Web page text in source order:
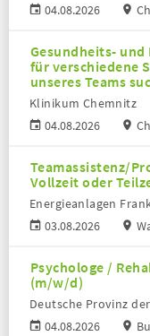
04.08.2026
Gesundheits-
für verschiedene
unseres Teams
04.08.2026
Klinikum Chemnitz
Teamassistenz/
Vollzeit oder
03.08.2026
Energieanlagen
Psychologe /
(m/w/d)
04.08.2026
Deutsche Provinz